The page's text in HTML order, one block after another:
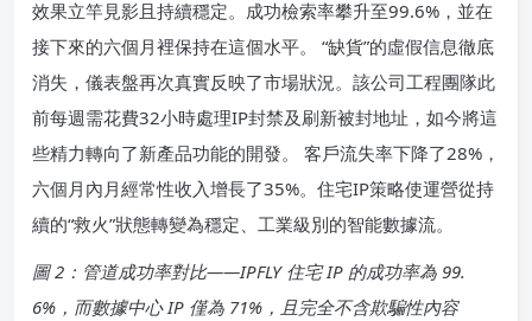
效果立竿見影且持續穩定。成功檢索率攀升至99.6%，並在
接下來的六個月裡保持在這個水平。 “缺貨”的虛假信息徹底
消失，儀表盤再次真實反映了市場狀況。該公司工程團隊此
前每週需花費32小時處理IP封禁及刷新被封地址，如今將這
些精力轉向了新產品功能的開發。 客戶流失率下降了28%，
六個月內月經常性收入增長了35%。住宅IP策略使運營從持
續的“救火”狀態轉變為穩定、工業級別的智能數據流。
圖 2：管道成功率對比——IPFLY 住宅 IP 的成功率為 99.
6%，而數據中心 IP 僅為 71%，且完全不含欺騙性內容